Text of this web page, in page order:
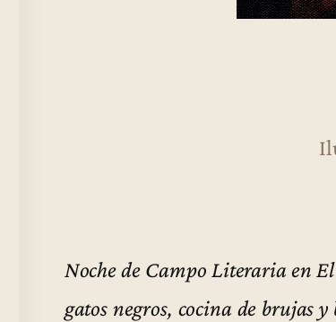
Noche de Campo Literaria en
gatos negros, cocina de brujas